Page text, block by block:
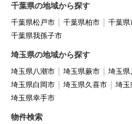
千葉県の地域から探す
千葉県松戸市 千葉県柏市 千葉県
千葉県我孫子市
埼玉県の地域から探す
埼玉県八潮市 埼玉県蕨市 埼玉県
埼玉県白岡市
埼玉県久喜市 埼玉
埼玉県幸手市
物件検索